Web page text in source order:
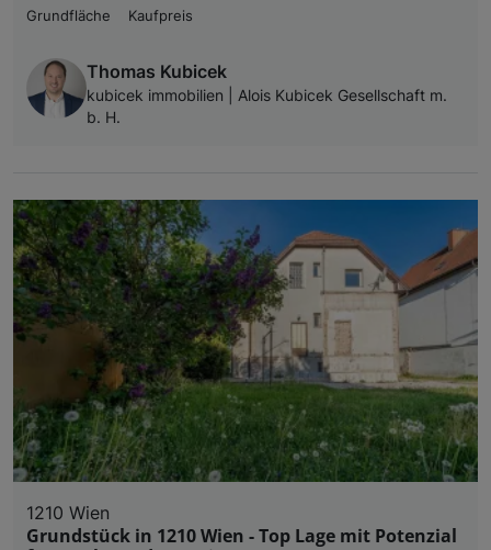
Grundfläche
Kaufpreis
Thomas Kubicek
kubicek immobilien | Alois Kubicek Gesellschaft m.
b. H.
1210 Wien
Grundstück in 1210 Wien - Top Lage mit Potenzial